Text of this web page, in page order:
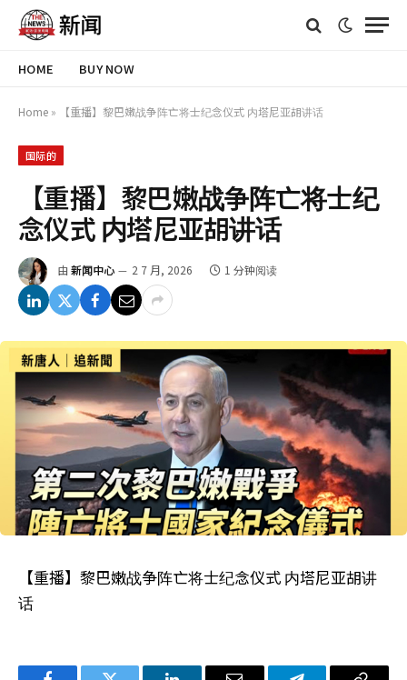
HOME BUY NOW
Home » 【重播】黎巴嫩战争阵亡将士纪念仪式 内塔尼亚胡讲话
国际的
【重播】黎巴嫩战争阵亡将士纪
念仪式 内塔尼亚胡讲话
由 新闻中心 2 7 月, 2026 1 分钟阅读
【重播】黎巴嫩战争阵亡将士纪念仪式 内塔尼亚胡讲
话